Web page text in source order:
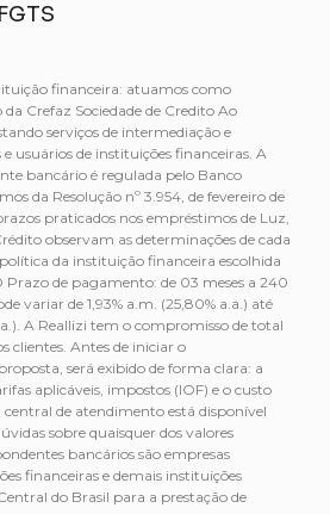
financeira: atuamos como
Crefaz Sociedade de Credito Ao
serviços de intermediação e
usuários de instituições financeiras. A
bancário é regulada pelo Banco
da Resolução nº 3.954, de fevereiro de
praticados nos empréstimos de Luz,
observam as determinações de cada
da instituição financeira escolhida
de pagamento: de 03 meses a 240
variar de 1,93% a.m. (25,80% a.a.) até
A Reallizi tem o compromisso de total
clientes. Antes de iniciar o
será exibido de forma clara: a
aplicáveis, impostos (IOF) e o custo
central de atendimento está disponível
sobre quaisquer dos valores
bancários são empresas
financeiras e demais instituições
do Brasil para a prestação de